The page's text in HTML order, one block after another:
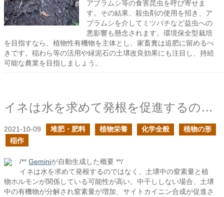
アブラムシ等の食害昆虫を呼び寄せま
す。その結果、殺虫剤の使用を招き、ア
ブラムシを介してミツバチなど益虫への
悪影響も懸念されます。環境保全型栽培
を目指すなら、植物性有機物を主体とし、家畜糞は追肥に留めるべ
きです。稲わら等の活用や緑泥石の土壌改良効果にも注目し、持続
可能な農業を目指しましょう。
イネは水を求めて発根を促進するのか？
2021-10-09 堆肥・肥料 植物栄養 化学全般
植物の形
稲作
/** Geminiが自動生成した概要 **/
イネは水を求めて発根するのではなく、土壌中の窒素量と植
物ホルモンが関係している可能性が高い。中干ししない場合、土壌
中の有機物が分解され窒素量が増加、サイトカイニン合成が促進さ